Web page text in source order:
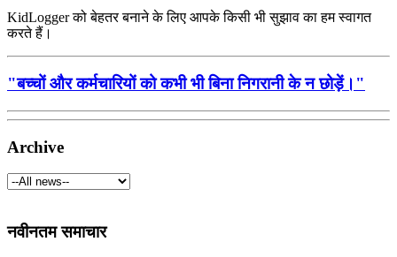
KidLogger को बेहतर बनाने के लिए आपके किसी भी सुझाव का हम स्वागत
करते हैं।
"बच्चों और कर्मचारियों को कभी भी बिना निगरानी के न छोड़ें।"
Archive
नवीनतम समाचार